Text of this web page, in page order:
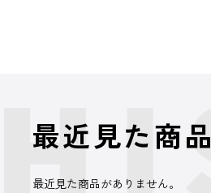
最近見た商品
最近見た商品がありません。